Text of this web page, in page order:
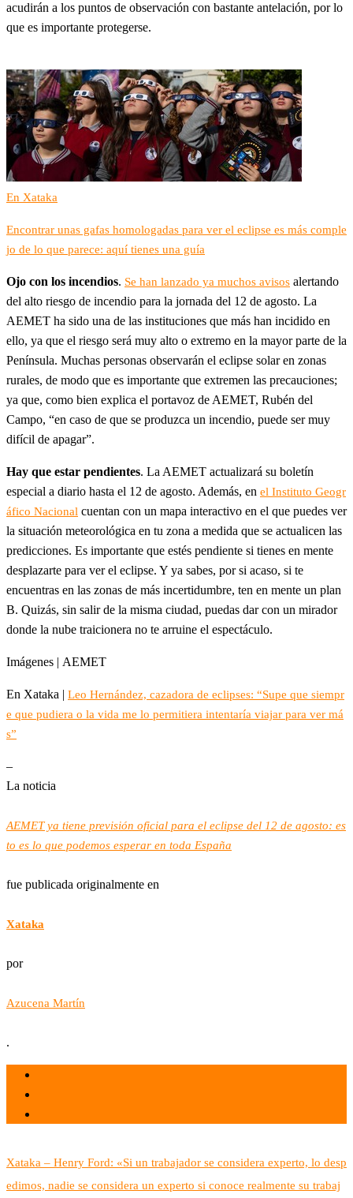
acudirán a los puntos de observación con bastante antelación, por lo
que es importante protegerse.
En Xataka
Encontrar unas gafas homologadas para ver el eclipse es más comple
jo de lo que parece: aquí tienes una guía
Ojo con los incendios. Se han lanzado ya muchos avisos alertando
del alto riesgo de incendio para la jornada del 12 de agosto. La
AEMET ha sido una de las instituciones que más han incidido en
ello, ya que el riesgo será muy alto o extremo en la mayor parte de la
Península. Muchas personas observarán el eclipse solar en zonas
rurales, de modo que es importante que extremen las precauciones;
ya que, como bien explica el portavoz de AEMET, Rubén del
Campo, “en caso de que se produzca un incendio, puede ser muy
difícil de apagar”.
Hay que estar pendientes. La AEMET actualizará su boletín
especial a diario hasta el 12 de agosto. Además, en el Instituto Geogr
áfico Nacional cuentan con un mapa interactivo en el que puedes ver
la situación meteorológica en tu zona a medida que se actualicen las
predicciones. Es importante que estés pendiente si tienes en mente
desplazarte para ver el eclipse. Y ya sabes, por si acaso, si te
encuentras en las zonas de más incertidumbre, ten en mente un plan
B. Quizás, sin salir de la misma ciudad, puedas dar con un mirador
donde la nube traicionera no te arruine el espectáculo.
Imágenes | AEMET
En Xataka | Leo Hernández, cazadora de eclipses: “Supe que siempr
e que pudiera o la vida me lo permitiera intentaría viajar para ver má
s”
–
La noticia
AEMET ya tiene previsión oficial para el eclipse del 12 de agosto: es
to es lo que podemos esperar en toda España
fue publicada originalmente en
Xataka
por
Azucena Martín
.
Xataka – Henry Ford: «Si un trabajador se considera experto, lo desp
edimos, nadie se considera un experto si conoce realmente su trabaj